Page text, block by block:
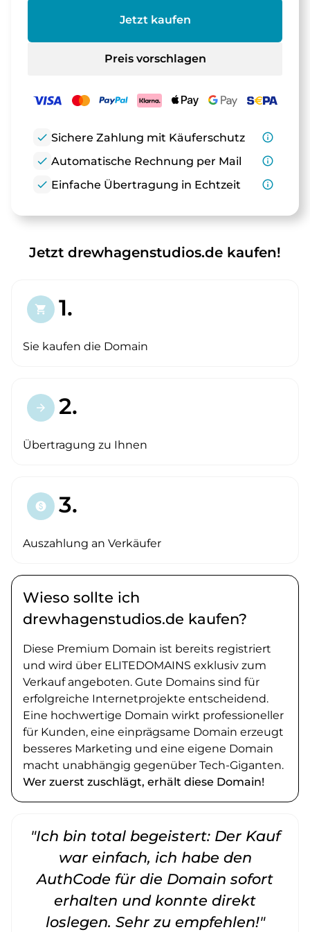
Jetzt kaufen
Preis vorschlagen
check Sichere Zahlung mit Käuferschutz
info_outline
check Automatische Rechnung per Mail
info_outline
check Einfache Übertragung in Echtzeit info_outline
Jetzt drewhagenstudios.de kaufen!
shopping_cart 1.
Sie kaufen die Domain
arrow_forward 2.
Übertragung zu Ihnen
paid 3.
Auszahlung an Verkäufer
Wieso sollte ich
drewhagenstudios.de kaufen?
Diese Premium Domain ist bereits registriert
und wird über ELITEDOMAINS exklusiv zum
Verkauf angeboten. Gute Domains sind für
erfolgreiche Internetprojekte entscheidend.
Eine hochwertige Domain wirkt professioneller
für Kunden, eine einprägsame Domain erzeugt
besseres Marketing und eine eigene Domain
macht unabhängig gegenüber Tech-Giganten.
Wer zuerst zuschlägt, erhält diese Domain!
"Ich bin total begeistert: Der Kauf
war einfach, ich habe den
AuthCode für die Domain sofort
erhalten und konnte direkt
loslegen. Sehr zu empfehlen!"